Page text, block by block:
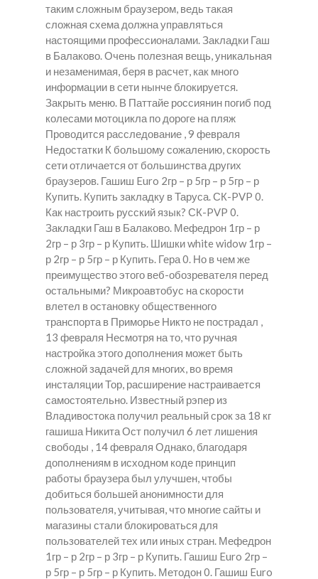
таким сложным браузером, ведь такая
сложная схема должна управляться
настоящими профессионалами. Закладки Гаш
в Балаково. Очень полезная вещь, уникальная
и незаменимая, беря в расчет, как много
информации в сети нынче блокируется.
Закрыть меню. В Паттайе россиянин погиб под
колесами мотоцикла по дороге на пляж
Проводится расследование , 9 февраля
Недостатки К большому сожалению, скорость
сети отличается от большинства других
браузеров. Гашиш Euro 2гр – р 5гр – р 5гр – р
Купить. Купить закладку в Таруса. СК-PVP 0.
Как настроить русский язык? СК-PVP 0.
Закладки Гаш в Балаково. Мефедрон 1гр – р
2гр – р 3гр – р Купить. Шишки white widow 1гр –
р 2гр – р 5гр – р Купить. Гера 0. Но в чем же
преимущество этого веб-обозревателя перед
остальными? Микроавтобус на скорости
влетел в остановку общественного
транспорта в Приморье Никто не пострадал ,
13 февраля Несмотря на то, что ручная
настройка этого дополнения может быть
сложной задачей для многих, во время
инсталяции Тор, расширение настраивается
самостоятельно. Известный рэпер из
Владивостока получил реальный срок за 18 кг
гашиша Никита Ост получил 6 лет лишения
свободы , 14 февраля Однако, благодаря
дополнениям в исходном коде принцип
работы браузера был улучшен, чтобы
добиться большей анонимности для
пользователя, учитывая, что многие сайты и
магазины стали блокироваться для
пользователей тех или иных стран. Мефедрон
1гр – р 2гр – р 3гр – р Купить. Гашиш Euro 2гр –
р 5гр – р 5гр – р Купить. Методон 0. Гашиш Euro